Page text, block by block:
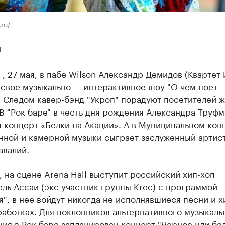
, 27 мая, в пабе Wilson Александр Демидов (Квартет
музыкально — интерактивное шоу "О чем поет
кавер-бэнд "Укроп" порадуют посетителей
"Рок баре" в честь дня рождения Александра
концерт «Белки на Акации». А в Муниципальном
и камерной музыки сыграет заслуженный
на сцене Arena Hall выступит российский хип-хоп
Ассаи (экс участник группы Krec) с программой
в нее войдут никогда не исполнявшиеся песни и
Для поклонников альтернативного